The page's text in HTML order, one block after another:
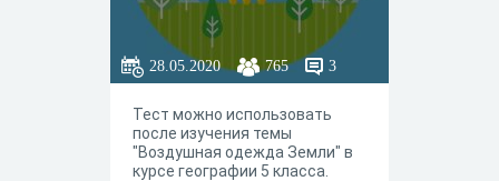
28.05.2020 765 3
Тест можно использовать
после изучения темы
"Воздушная одежда Земли" в
курсе географии 5 класса.